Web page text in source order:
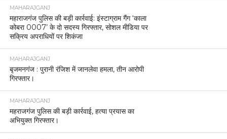
MAHARAJGANJ
महाराजगंज पुलिस की बड़ी कार्रवाई: इंस्टाग्राम गैंग ‘काला
कोबरा 0007’ के दो सदस्य गिरफ्तार, सोशल मीडिया पर
सक्रिय अपराधियों पर शिकंजा
MAHARAJGANJ
बृजमनगंज : पुरानी रंजिश में जानलेवा हमला, तीन आरोपी
गिरफ्तार।
MAHARAJGANJ
महराजगंज पुलिस की बड़ी कार्रवाई, हत्या प्रयास का
अभियुक्त गिरफ्तार।